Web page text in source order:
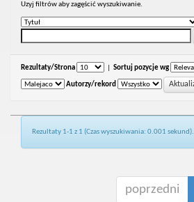
Uzyj filtrów aby zagęścić wyszukiwanie.
Rezultaty/Strona Sortuj pozycje wg
Autorzy/rekord
Rezultaty 1-1 z 1 (Czas wyszukiwania: 0.001 sekund).
poprzedni